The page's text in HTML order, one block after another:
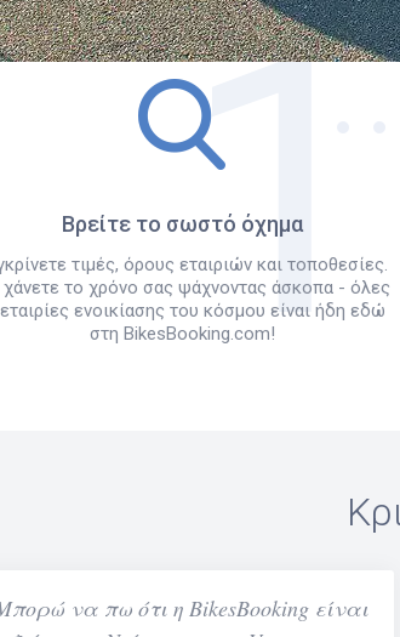
Βρείτε το σωστό όχημα
τιμές, όρους εταιριών και τοποθεσίες.
το χρόνο σας ψάχνοντας άσκοπα - όλες
ενοικίασης του κόσμου είναι ήδη εδώ
στη BikesBooking.com!
να πω ότι η BikesBooking είναι